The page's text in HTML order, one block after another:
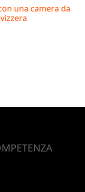
una camera da